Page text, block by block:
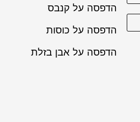
הדפסה על קנבס
הדפסה על כוסות
הדפסה על אבן בזלת